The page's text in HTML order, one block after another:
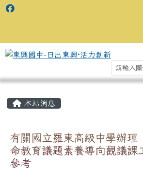
本站消息
有關國立羅東高級中學辦理
命教育議題素養導向觀議課
參考